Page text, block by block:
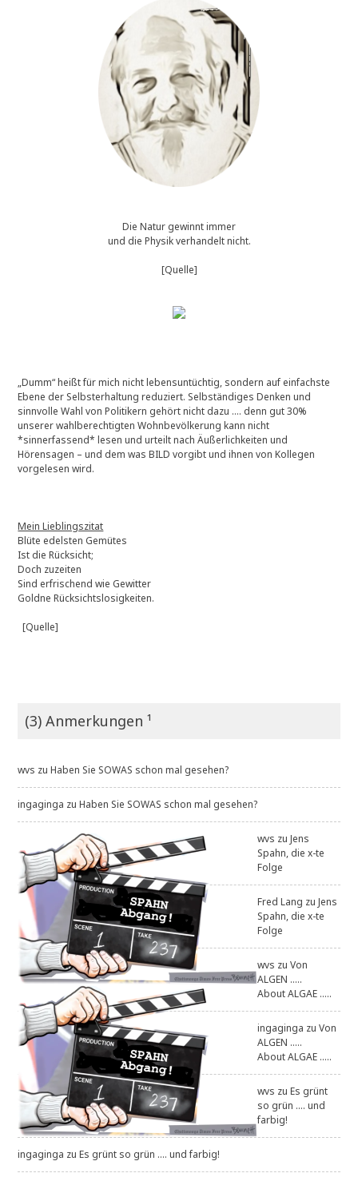
Die Natur gewinnt immer
und die Physik verhandelt nicht.
[Quelle]
„Dumm“ heißt für mich nicht lebensuntüchtig, sondern auf einfachste
Ebene der Selbsterhaltung reduziert. Selbständiges Denken und
sinnvolle Wahl von Politikern gehört nicht dazu …. denn gut 30%
unserer wahlberechtigten Wohnbevölkerung kann nicht
*sinnerfassend* lesen und urteilt nach Äußerlichkeiten und
Hörensagen – und dem was BILD vorgibt und ihnen von Kollegen
vorgelesen wird.
Mein Lieblingszitat
Blüte edelsten Gemütes
Ist die Rücksicht;
Doch zuzeiten
Sind erfrischend wie Gewitter
Goldne Rücksichtslosigkeiten.
[Quelle]
(3) Anmerkungen ¹
wvs zuHaben Sie SOWAS schon mal gesehen?
ingaginga zuHaben Sie SOWAS schon mal gesehen?
wvs zuJens
Spahn, die x-te
Folge
Fred Lang zuJens
Spahn, die x-te
Folge
wvs zuVon
ALGEN .....
About ALGAE .....
ingaginga zuVon
ALGEN .....
About ALGAE .....
wvs zuEs grünt
so grün .... und
farbig!
ingaginga zuEs grünt so grün .... und farbig!